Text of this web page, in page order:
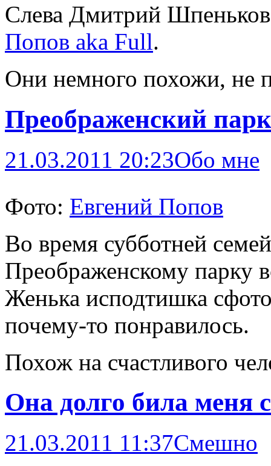
Слева Дмитрий
Попов aka Full.
Они немного похожи, не
Преображенский
21.03.2011 20:23Обо мне
Фото: Евгений Попов
Во время субботней
Преображенскому парку
Женька исподтишка
почему-то понравилось.
Похож на счастливого
Она долго била меня
21.03.2011 11:37Смешно